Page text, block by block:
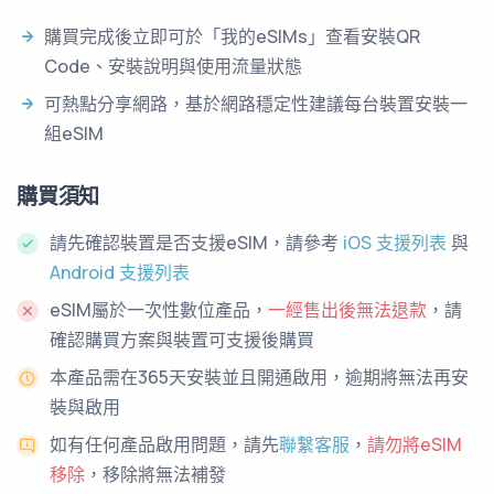
購買完成後立即可於「我的eSIMs」查看安裝QR
Code、安裝說明與使用流量狀態
可熱點分享網路，基於網路穩定性建議每台裝置安裝一
組eSIM
購買須知
請先確認裝置是否支援eSIM，請參考 iOS 支援列表 與
Android 支援列表
eSIM屬於一次性數位產品， 一經售出後無法退款 ，請
確認購買方案與裝置可支援後購買
本產品需在365天安裝並且開通啟用，逾期將無法再安
裝與啟用
如有任何產品啟用問題，請先聯繫客服 ， 請勿將eSIM
移除 ，移除將無法補發